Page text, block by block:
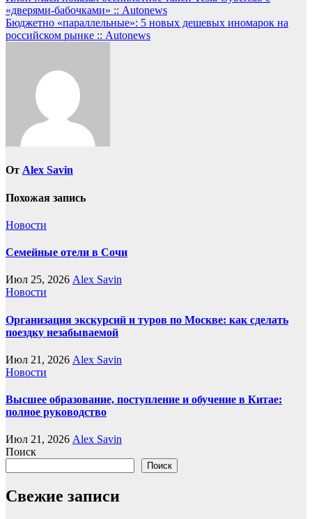
по
записям
«дверями-бабочками» :: Autonews
Бюджетно «параллельные»: 5 новых дешевых иномарок на
российском рынке :: Autonews
От Alex Savin
Похожая запись
Новости
Семейные отели в Сочи
Июл 25, 2026 Alex Savin
Новости
Организация экскурсий и туров по Москве: как сделать
поездку незабываемой
Июл 21, 2026 Alex Savin
Новости
Высшее образование, поступление и обучение в Китае:
полное руководство
Июл 21, 2026 Alex Savin
Поиск
Поиск
Свежие записи